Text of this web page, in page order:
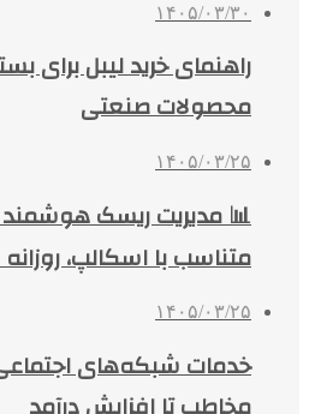
۱۴۰۵/۰۳/۳۰
راهنمای خرید لیبل برای
محصولات صنعتی
۱۴۰۵/۰۳/۲۵
📊 مدیریت ریسک
متناسب با اسکالپ،
۱۴۰۵/۰۳/۲۵